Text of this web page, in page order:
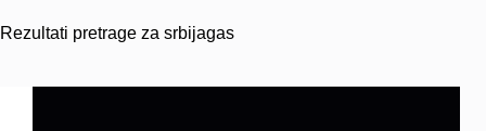
Rezultati pretrage za srbijagas